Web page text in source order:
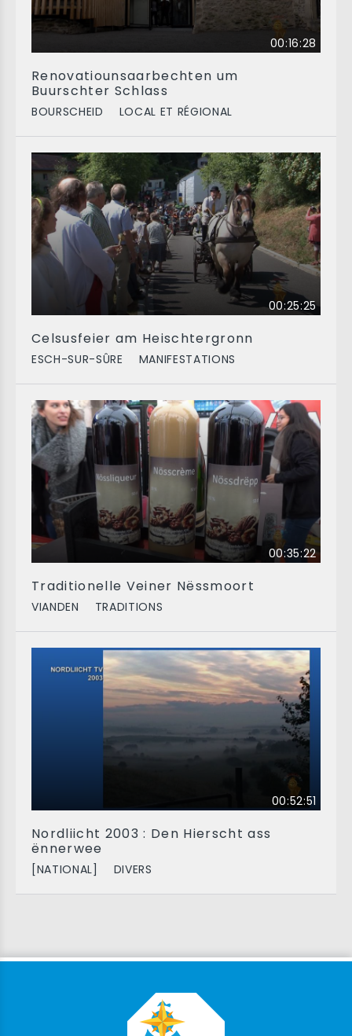
00:16:28
Renovatiounsaarbechten um
Buurschter Schlass
BOURSCHEID LOCAL ET RÉGIONAL
00:25:25
Celsusfeier am Heischtergronn
ESCH-SUR-SÛRE MANIFESTATIONS
00:35:22
Traditionelle Veiner Nëssmoort
VIANDEN TRADITIONS
00:52:51
Nordliicht 2003 : Den Hierscht ass
ënnerwee
[NATIONAL] DIVERS